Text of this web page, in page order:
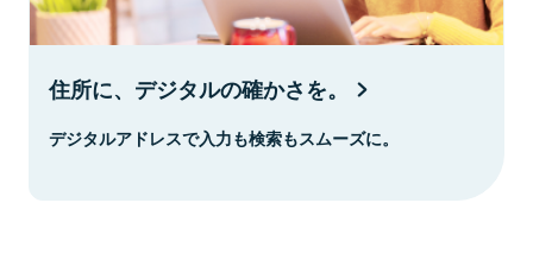
住所に、デジタルの確かさを。
デジタルアドレスで入力も検索もスムーズに。